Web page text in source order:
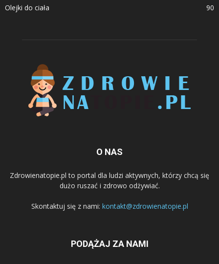
Olejki do ciała
90
O NAS
Zdrowienatopie.pl to portal dla ludzi aktywnych, którzy chcą się
dużo ruszać i zdrowo odżywiać.
Skontaktuj się z nami: kontakt@zdrowienatopie.pl
PODĄŻAJ ZA NAMI